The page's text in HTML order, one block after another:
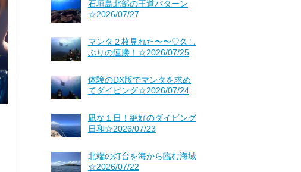
石垣島北部の王道パターン
☆2026/07/27
マンタ２枚見れた〜〜♡久し
ぶりの連勝！☆2026/07/25
体験のDX版でマンタを求め
てダイビング☆2026/07/24
凪な１日！絶好のダイビング
日和☆2026/07/23
北端の灯台を海から臨む海域
☆2026/07/22